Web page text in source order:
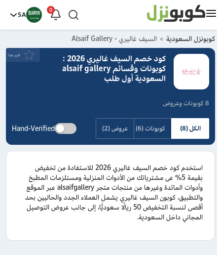
0
SA
كوبونزل السعودية السيف غاليري - Alsaif Gallery
كود خصم السيف غاليري 2026 :
كوبونات وقسائم alsaif gallery
السعودية أول طلب
8 كوبونات وعروض
قيَم هذا
الكل (8) كوبونات (6) عروض (2) Hand-Verified
استخدم كود خصم السيف غاليري 2026 للاستفادة من تخفيض
بقيمة 5% عى مشترياتك من الأدوات المنزلية ومستلزمات المطبخ
وأدوات المائدة وغيرها من منتجات متجر alsaifgallery عبر الموقع
والتطبيق، كوبون السيف غاليري يشمل العملاء الجدد والحاليين بحد
أقصى لنسبة التخفيض 50 ريالًا سعوديًّا، إلى جانب عروض التوصيل
المجاني داخل السعودية.